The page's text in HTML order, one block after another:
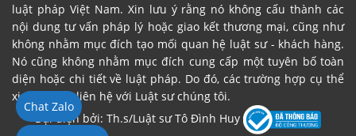
luật pháp Việt Nam. Xin lưu ý rằng nó không cấu thành các
nội dung tư vấn pháp lý hoặc giao kết thương mại, cũng như
không nhằm mục đích tạo mối quan hệ luật sư - khách hàng.
Nó cũng không nhằm mục đích cung cấp một tuyên bố toàn
diện hoặc chi tiết về luật pháp. Do đó, các trường hợp cụ thể
xin vui lòng liên hệ với Luật sư chúng tôi.
Đại diện bởi: Th.s/Luật sư Tô Đình Huy
Chat Zalo